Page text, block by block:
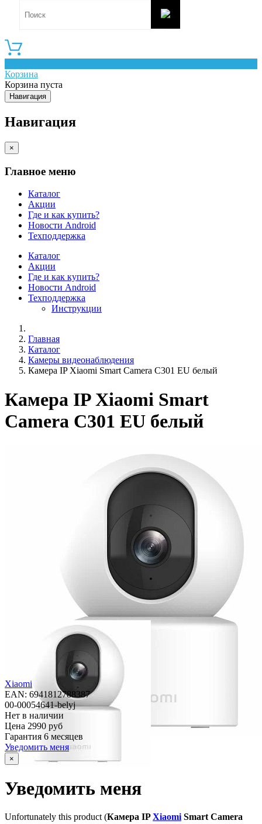
Корзина
Корзина пуста
Навигация
Навигация
×
Главное меню
Каталог
Акции
Где и как купить?
Новости Android
Техподдержка
Каталог
Акции
Где и как купить?
Новости Android
Техподдержка
Инструкции
Главная
Каталог
Камеры видеонаблюдения
Камера IP Xiaomi Smart Camera C301 EU белый
Камера IP Xiaomi Smart
Camera C301 EU белый
Xiaomi
EAN: 6941812788387
00-00054641-belyj
Нет в наличии
Цена 2990 руб
Гарантия 6 месяцев
Уведомить меня
×
Уведомить меня
Unfortunately this product (Камера IPXiaomi Smart Camera